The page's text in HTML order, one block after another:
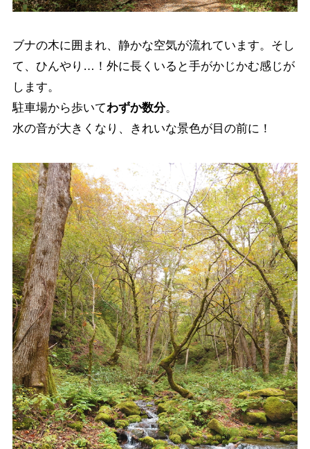
ブナの木に囲まれ、静かな空気が流れています。そし
て、ひんやり…！外に長くいると手がかじかむ感じが
します。
駐車場から歩いてわずか数分。
水の音が大きくなり、きれいな景色が目の前に！